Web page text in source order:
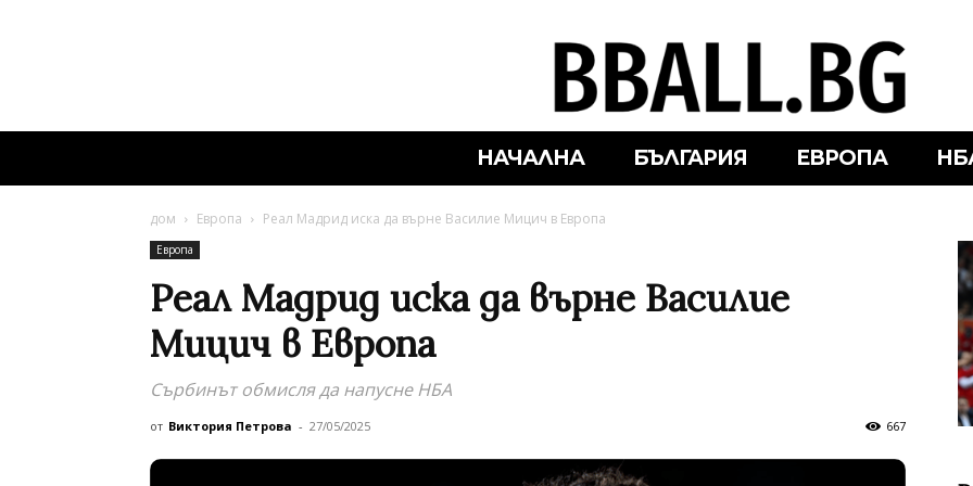
НАЧАЛНА БЪЛГАРИЯ ЕВРОПА
дом Европа Реал Мадрид иска да върне Василие Мицич в Европа
Европа
Реал Мадрид иска да върне Василие
Мицич в Европа
Сърбинът обмисля да напусне НБА
от Виктория Петрова - 27/05/2025 667